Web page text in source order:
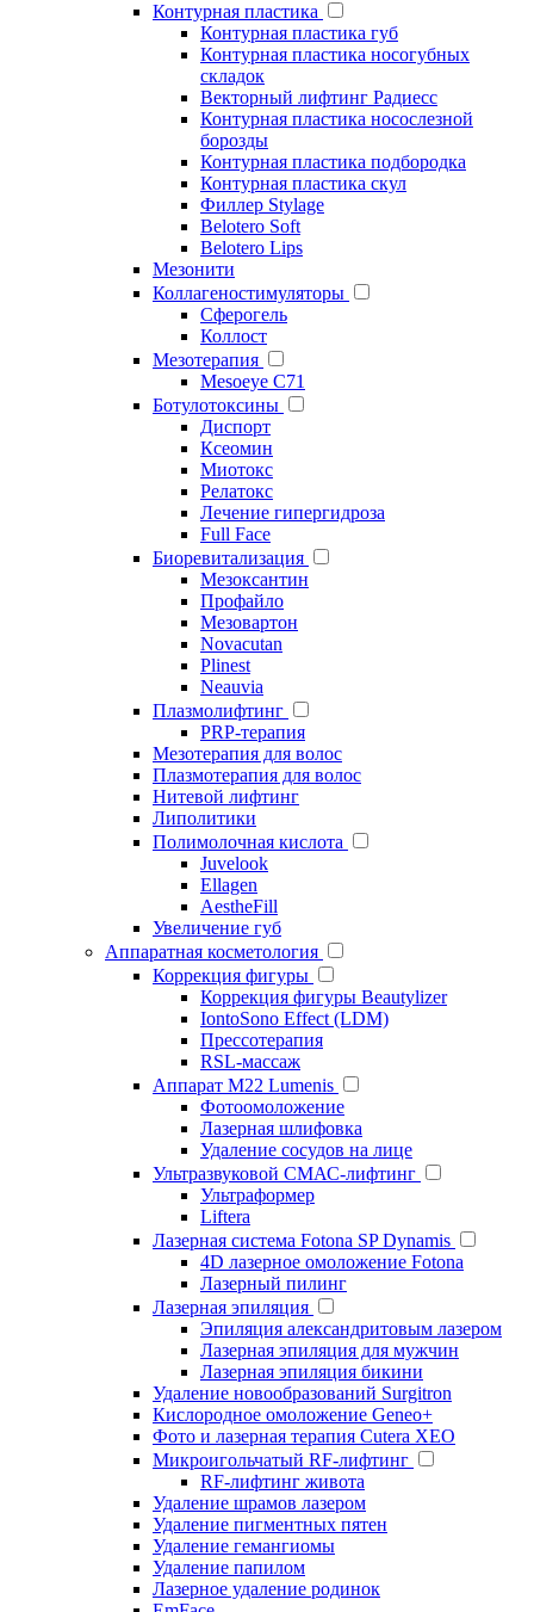
Контурная пластика
Контурная пластика губ
Контурная пластика носогубных
складок
Векторный лифтинг Радиесс
Контурная пластика носослезной
борозды
Контурная пластика подбородка
Контурная пластика скул
Филлер Stylage
Belotero Soft
Belotero Lips
Мезонити
Коллагеностимуляторы
Сферогель
Коллост
Мезотерапия
Mesoeye C71
Ботулотоксины
Диспорт
Ксеомин
Миотокс
Релатокс
Лечение гипергидроза
Full Face
Биоревитализация
Мезоксантин
Профайло
Мезовартон
Novacutan
Plinest
Neauvia
Плазмолифтинг
PRP-терапия
Мезотерапия для волос
Плазмотерапия для волос
Нитевой лифтинг
Липолитики
Полимолочная кислота
Juvelook
Ellagen
AestheFill
Увеличение губ
Аппаратная косметология
Коррекция фигуры
Коррекция фигуры Beautylizer
IontoSono Effect (LDM)
Прессотерапия
RSL-массаж
Аппарат М22 Lumenis
Фотоомоложение
Лазерная шлифовка
Удаление сосудов на лице
Ультразвуковой СМАС-лифтинг
Ультраформер
Liftera
Лазерная система Fotona SP Dynamis
4D лазерное омоложение Fotona
Лазерный пилинг
Лазерная эпиляция
Эпиляция александритовым лазером
Лазерная эпиляция для мужчин
Лазерная эпиляция бикини
Удаление новообразований Surgitron
Кислородное омоложение Geneo+
Фото и лазерная терапия Cutera XEO
Микроигольчатый RF-лифтинг
RF-лифтинг живота
Удаление шрамов лазером
Удаление пигментных пятен
Удаление гемангиомы
Удаление папилом
Лазерное удаление родинок